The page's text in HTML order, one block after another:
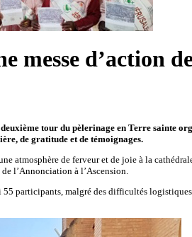
messe d’action
tour du pèlerinage en Terre sainte
de gratitude et de témoignages.
atmosphère de ferveur et de joie à la
l’Annonciation à l’Ascension.
55 participants, malgré des difficultés